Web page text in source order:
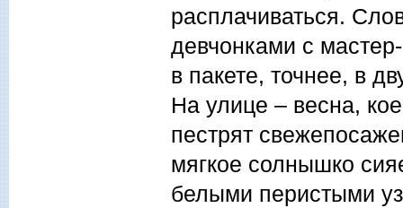
расплачиваться.
девчонками с
в пакете, точнее, в
На улице – весна,
пестрят
мягкое солнышко
белыми перистыми